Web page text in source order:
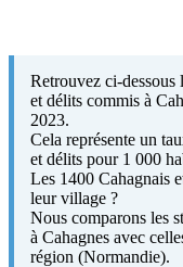
Retrouvez ci-dessous
et délits commis à
2023.
Cela représente un
et délits pour 1 000
Les 1400 Cahagnais
leur village ?
Nous comparons les
à Cahagnes avec
région (Normandie).